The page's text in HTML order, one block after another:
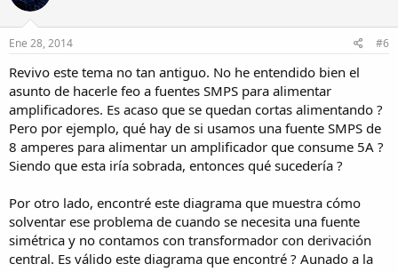
Ene 28, 2014 #6
Revivo este tema no tan antiguo. No he entendido bien el
asunto de hacerle feo a fuentes SMPS para alimentar
amplificadores. Es acaso que se quedan cortas alimentando ?
Pero por ejemplo, qué hay de si usamos una fuente SMPS de
8 amperes para alimentar un amplificador que consume 5A ?
Siendo que esta iría sobrada, entonces qué sucedería ?
Por otro lado, encontré este diagrama que muestra cómo
solventar ese problema de cuando se necesita una fuente
simétrica y no contamos con transformador con derivación
central. Es válido este diagrama que encontré ? Aunado a la